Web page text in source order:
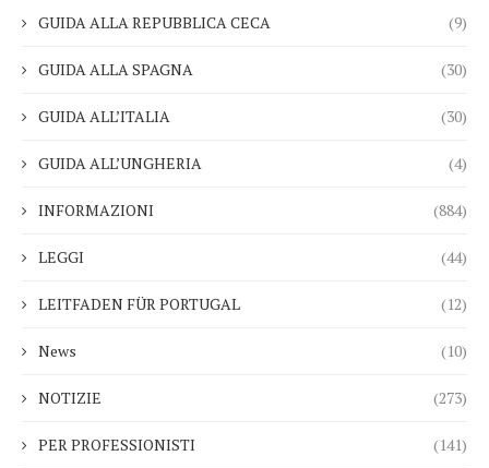
GUIDA ALLA REPUBBLICA CECA (9)
GUIDA ALLA SPAGNA (30)
GUIDA ALL’ITALIA (30)
GUIDA ALL’UNGHERIA (4)
INFORMAZIONI (884)
LEGGI (44)
LEITFADEN FÜR PORTUGAL (12)
News (10)
NOTIZIE (273)
PER PROFESSIONISTI (141)